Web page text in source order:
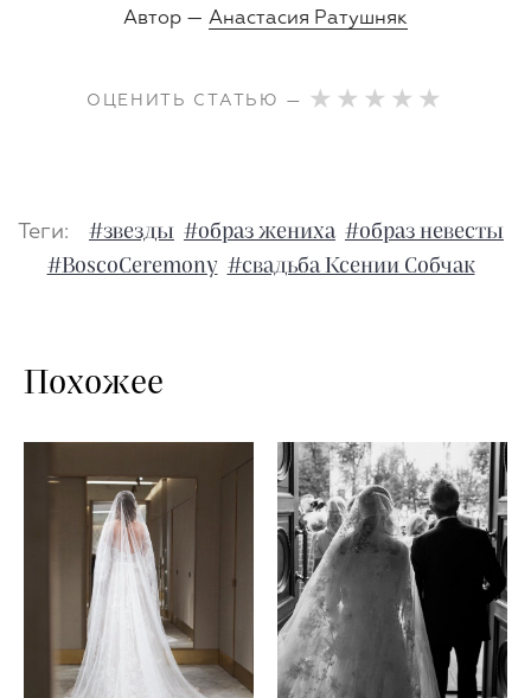
Автор — Анастасия Ратушняк
ОЦЕНИТЬ СТАТЬЮ —
Теги: #звезды #образ жениха #образ невесты
#BoscoCeremony #свадьба Ксении Собчак
Похожее